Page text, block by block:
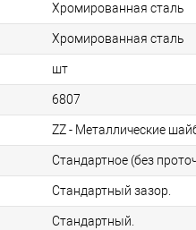
Хромированная сталь
Хромированная сталь
шт
6807
ZZ - Металлические
Стандартное (без
Стандартный зазор.
Стандартный.